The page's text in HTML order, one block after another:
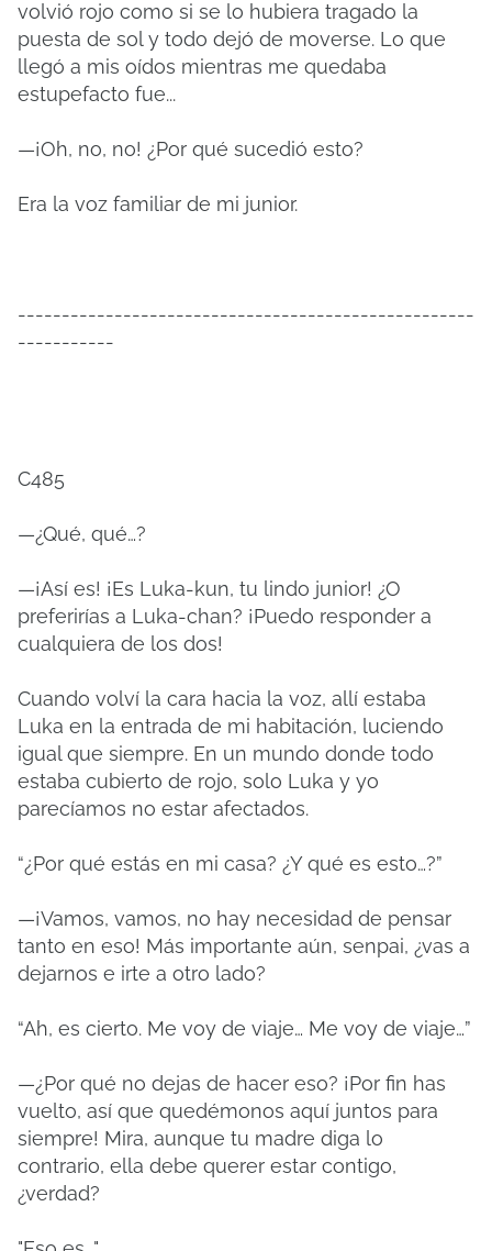
volvió rojo como si se lo hubiera tragado la
puesta de sol y todo dejó de moverse. Lo que
llegó a mis oídos mientras me quedaba
estupefacto fue...
—¡Oh, no, no! ¿Por qué sucedió esto?
Era la voz familiar de mi junior.
----------------------------------------------------
-----------
C485
—¿Qué, qué…?
—¡Así es! ¡Es Luka-kun, tu lindo junior! ¿O
preferirías a Luka-chan? ¡Puedo responder a
cualquiera de los dos!
Cuando volví la cara hacia la voz, allí estaba
Luka en la entrada de mi habitación, luciendo
igual que siempre. En un mundo donde todo
estaba cubierto de rojo, solo Luka y yo
parecíamos no estar afectados.
“¿Por qué estás en mi casa? ¿Y qué es esto…?”
—¡Vamos, vamos, no hay necesidad de pensar
tanto en eso! Más importante aún, senpai, ¿vas a
dejarnos e irte a otro lado?
“Ah, es cierto. Me voy de viaje… Me voy de viaje…”
—¿Por qué no dejas de hacer eso? ¡Por fin has
vuelto, así que quedémonos aquí juntos para
siempre! Mira, aunque tu madre diga lo
contrario, ella debe querer estar contigo,
¿verdad?